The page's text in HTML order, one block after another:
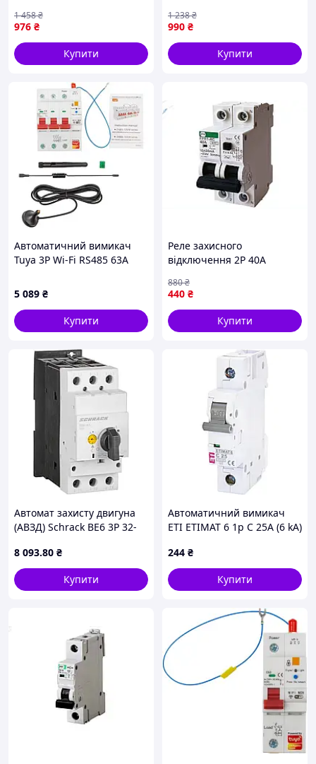
63 А, Білий/Смарт вимикач
Nes22/Q
976 ₴
1 458₴
Купити
990 ₴
1 238₴
Купити
Автоматичний вимикач
Tuya 3P Wi-Fi RS485 63A
5 089 ₴
Купити
Реле захисного
відключення 2P 40A
струму витоку 30mA 6kA
440 ₴
880₴
Купити
Автомат захисту двигуна
(АВЗД) Schrack BE6 3Р 32-
8 093.80 ₴
Купити
Автоматичний вимикач
ETI ETIMAT 6 1p C 25А (6 kA)
244 ₴
Купити